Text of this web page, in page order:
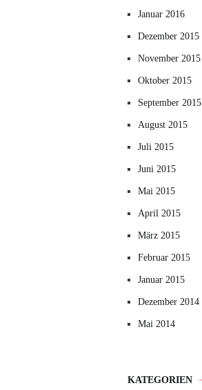
Januar 2016
Dezember 2015
November 2015
Oktober 2015
September 2015
August 2015
Juli 2015
Juni 2015
Mai 2015
April 2015
März 2015
Februar 2015
Januar 2015
Dezember 2014
Mai 2014
KATEGORIEN